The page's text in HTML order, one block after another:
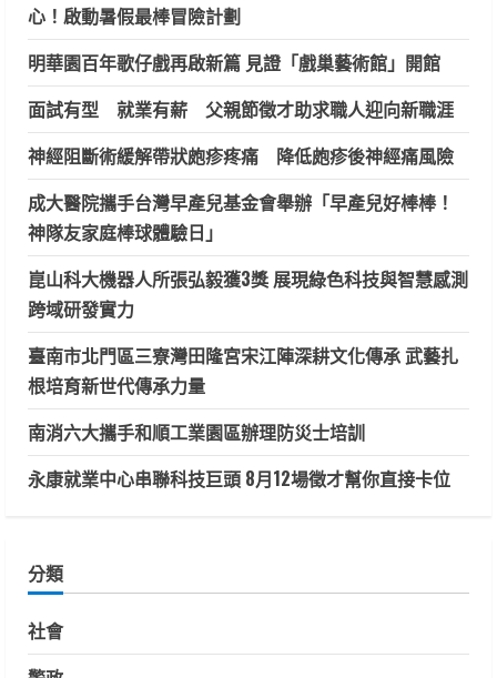
心！啟動暑假最棒冒險計劃
明華園百年歌仔戲再啟新篇 見證「戲巢藝術館」開館
面試有型 就業有薪 父親節徵才助求職人迎向新職涯
神經阻斷術緩解帶狀皰疹疼痛 降低皰疹後神經痛風險
成大醫院攜手台灣早產兒基金會舉辦「早產兒好棒棒！
神隊友家庭棒球體驗日」
崑山科大機器人所張弘毅獲3獎 展現綠色科技與智慧感測
跨域研發實力
臺南市北門區三寮灣田隆宮宋江陣深耕文化傳承 武藝扎
根培育新世代傳承力量
南消六大攜手和順工業園區辦理防災士培訓
永康就業中心串聯科技巨頭 8月12場徵才幫你直接卡位
分類
社會